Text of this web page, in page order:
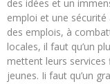
des idées et un
emploi et une
des emplois, à
locales, il faut qu’un
mettent leurs services
jeunes. Ii faut qu’un